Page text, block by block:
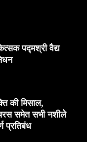
पद्मश्री वैद्य
की मिसाल,
समेत सभी नशीले
प्रतिबंध